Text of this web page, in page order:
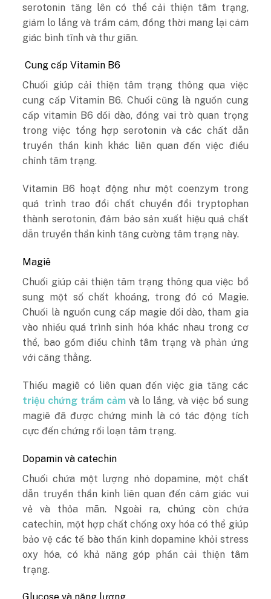
serotonin tăng lên có thể cải thiện tâm trạng,
giảm lo lắng và trầm cảm, đồng thời mang lại cảm
giác bình tĩnh và thư giãn.
Cung cấp Vitamin B6
Chuối giúp cải thiện tâm trạng thông qua việc
cung cấp Vitamin B6. Chuối cũng là nguồn cung
cấp vitamin B6 dồi dào, đóng vai trò quan trọng
trong việc tổng hợp serotonin và các chất dẫn
truyền thần kinh khác liên quan đến việc điều
chỉnh tâm trạng.
Vitamin B6 hoạt động như một coenzym trong
quá trình trao đổi chất chuyển đổi tryptophan
thành serotonin, đảm bảo sản xuất hiệu quả chất
dẫn truyền thần kinh tăng cường tâm trạng này.
Magiê
Chuối giúp cải thiện tâm trạng thông qua việc bổ
sung một số chất khoáng, trong đó có Magie.
Chuối là nguồn cung cấp magie dồi dào, tham gia
vào nhiều quá trình sinh hóa khác nhau trong cơ
thể, bao gồm điều chỉnh tâm trạng và phản ứng
với căng thẳng.
Thiếu magiê có liên quan đến việc gia tăng các
triệu chứng trầm cảmvà lo lắng, và việc bổ sung
magiê đã được chứng minh là có tác động tích
cực đến chứng rối loạn tâm trạng.
Dopamin và catechin
Chuối chứa một lượng nhỏ dopamine, một chất
dẫn truyền thần kinh liên quan đến cảm giác vui
vẻ và thỏa mãn. Ngoài ra, chúng còn chứa
catechin, một hợp chất chống oxy hóa có thể giúp
bảo vệ các tế bào thần kinh dopamine khỏi stress
oxy hóa, có khả năng góp phần cải thiện tâm
trạng.